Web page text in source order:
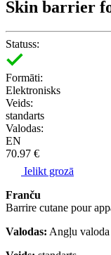
Skin barrier
Statuss:
Formāti:
Elektronisks
Veids:
standarts
Valodas:
EN
70.97 €
Ielikt grozā
Franču
Barrire cutane pour
Valodas: Angļu valoda